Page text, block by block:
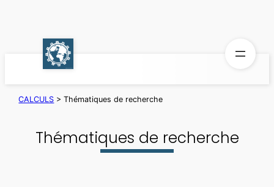
CALCULS >Thématiques de recherche
Thématiques de recherche